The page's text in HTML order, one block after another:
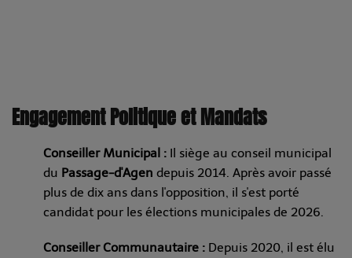
Engagement Politique et Mandats
Conseiller Municipal : Il siège au conseil municipal
du Passage-d'Agen depuis 2014. Après avoir passé
plus de dix ans dans l'opposition, il s'est porté
candidat pour les élections municipales de 2026.
Conseiller Communautaire : Depuis 2020, il est élu